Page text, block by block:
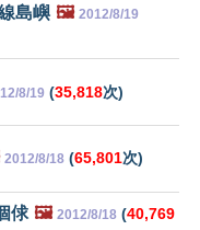
島嶼 🖼️ 2012/8/19
8/19 (35,818次)
2012/8/18 (65,801次)
俅 🖼️ 2012/8/18 (40,769